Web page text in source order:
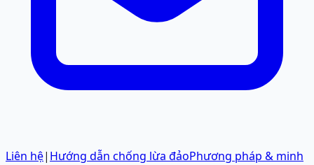
Liên hệ| Hướng dẫn chống lừa đảoPhương pháp & minh